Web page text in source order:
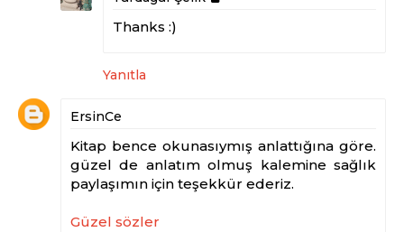
Thanks :)
Yanıtla
ErsinCe
Kitap bence okunasıymış anlattığına göre.
güzel de anlatım olmuş kalemine sağlık
paylaşımın için teşekkür ederiz.
Güzel sözler